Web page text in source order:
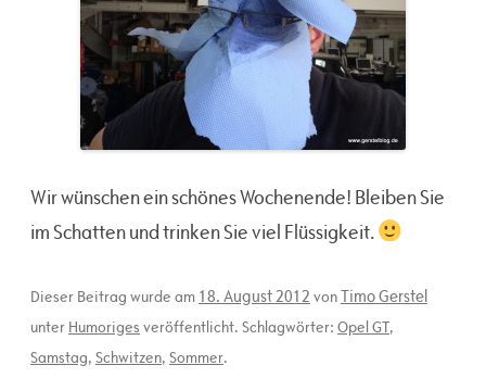
Wir wünschen ein schönes Wochenende! Bleiben Sie
im Schatten und trinken Sie viel Flüssigkeit.
Dieser Beitrag wurde am 18. August 2012 vonTimo Gerstel
unter Humoriges veröffentlicht. Schlagwörter: Opel GT,
Samstag, Schwitzen, Sommer.